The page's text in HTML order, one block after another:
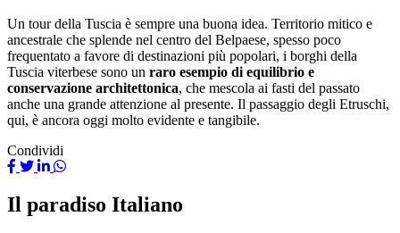
Un tour della Tuscia è sempre una buona idea. Territorio mitico e
ancestrale che splende nel centro del Belpaese, spesso poco
frequentato a favore di destinazioni più popolari, i borghi della
Tuscia viterbese sono un raro esempio di equilibrio e
conservazione architettonica, che mescola ai fasti del passato
anche una grande attenzione al presente. Il passaggio degli Etruschi,
qui, è ancora oggi molto evidente e tangibile.
Condividi
Il paradiso Italiano